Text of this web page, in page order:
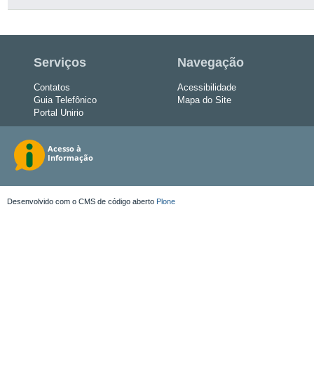
Serviços
Contatos
Guia Telefônico
Portal Unirio
Navegação
Acessibilidade
Mapa do Site
Desenvolvido com o CMS de código aberto Plone